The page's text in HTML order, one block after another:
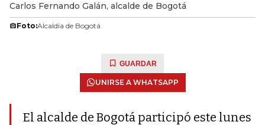
Carlos Fernando Galán, alcalde de Bogotá
Foto:Alcaldía de Bogotá
GUARDAR
UNIRSE A WHATSAPP
El alcalde de Bogotá participó este lunes